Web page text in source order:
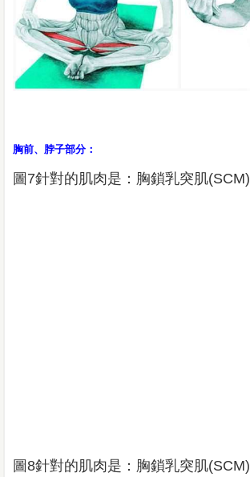
胸前、脖子部分：
圖7針對的肌肉是：胸鎖乳突肌(SCM)
圖8針對的肌肉是：胸鎖乳突肌(SCM)